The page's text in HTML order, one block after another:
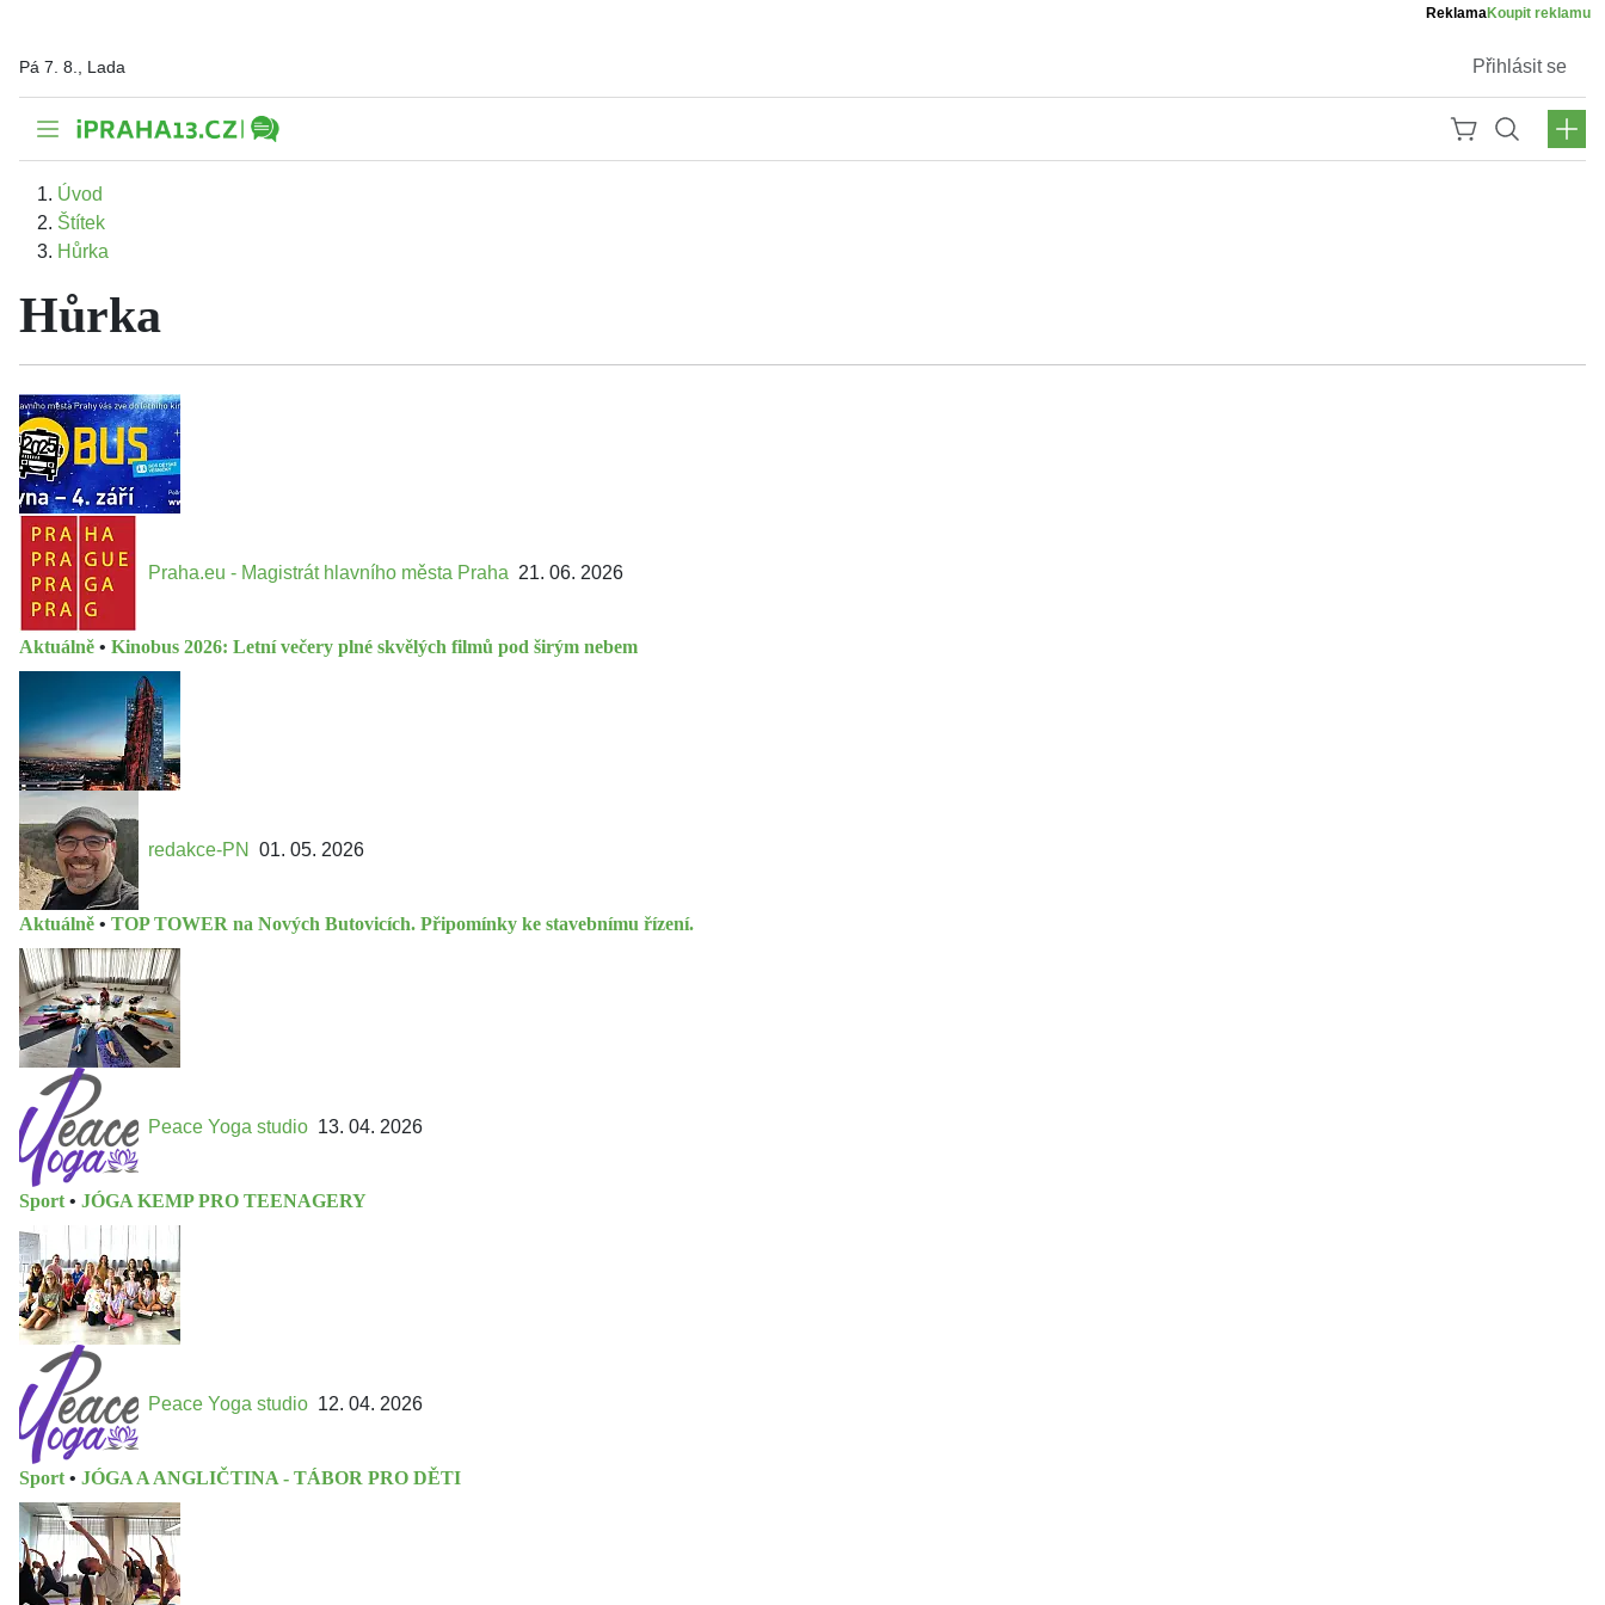
ReklamaKoupit reklamu
Pá 7. 8., Lada Přihlásit se
Úvod
Štítek
Hůrka
Hůrka
Praha.eu - Magistrát hlavního města Praha 21. 06. 2026
Aktuálně • Kinobus 2026: Letní večery plné skvělých filmů pod širým nebem
redakce-PN 01. 05. 2026
Aktuálně • TOP TOWER na Nových Butovicích. Připomínky ke stavebnímu řízení.
Peace Yoga studio 13. 04. 2026
Sport • JÓGA KEMP PRO TEENAGERY
Peace Yoga studio 12. 04. 2026
Sport • JÓGA A ANGLIČTINA - TÁBOR PRO DĚTI